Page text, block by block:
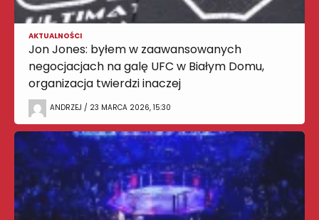
AKTUALNOŚCI
Jon Jones: byłem w zaawansowanych
negocjacjach na galę UFC w Białym Domu,
organizacja twierdzi inaczej
ANDRZEJ / 23 MARCA 2026, 15:30